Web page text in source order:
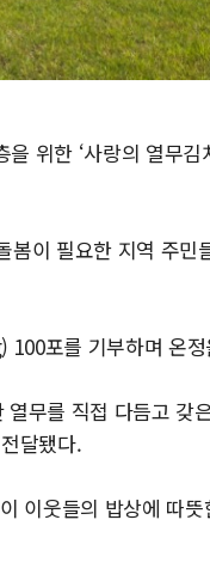
위한 ‘사랑의 열무김
봄이 필요한 지역 주민
100포를 기부하며 온
무를 직접 다듬고 갖
달됐다.
이웃들의 밥상에 따